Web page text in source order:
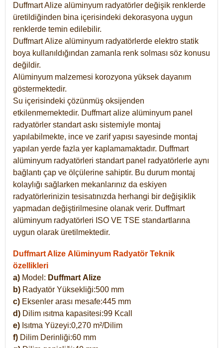
Duffmart Alize alüminyum radyatörler değişik renklerde
üretildiğinden bina içerisindeki dekorasyona uygun
renklerde temin edilebilir.
DuffmartAlize alüminyum radyatörlerde elektro statik
boya kullanıldığından zamanla renk solması söz konusu
değildir.
Alüminyum malzemesi korozyona yüksek dayanım
göstermektedir.
Su içerisindeki çözünmüş oksijenden
etkilenmemektedir. Duffmart alize alüminyum panel
radyatörler standart askı sistemiyle montaj
yapılabilmekte, ince ve zarif yapısı sayesinde montaj
yapılan yerde fazla yer kaplamamaktadır. Duffmart
alüminyum radyatörleri standart panel radyatörlerle aynı
bağlantı çap ve ölçülerine sahiptir. Bu durum montaj
kolaylığı sağlarken mekanlarınız da eskiyen
radyatörlerinizin tesisatınızda herhangi bir değişiklik
yapmadan değiştirilmesine olanak verir. Duffmart
alüminyum radyatörleri ISO VE TSE standartlarına
uygun olarak üretilmektedir.
Duffmart Alize Alüminyum Radyatör Teknik
özellikleri
a) Model: Duffmart Alize
b) Radyatör Yüksekliği:500 mm
c) Eksenler arası mesafe:445 mm
d) Dilim ısıtma kapasitesi:99 Kcall
e) Isıtma Yüzeyi:0,270 m²/Dilim
f) Dilim Derinliği:60 mm